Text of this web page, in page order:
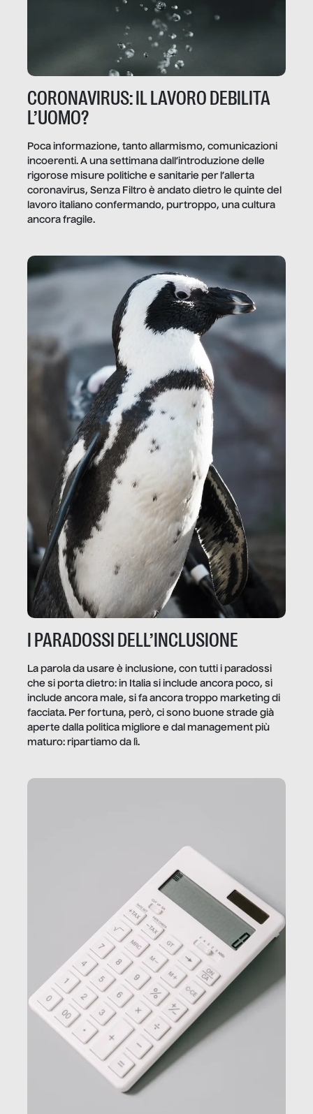
CORONAVIRUS: IL LAVORO DEBILITA
L’UOMO?
Poca informazione, tanto allarmismo, comunicazioni
incoerenti. A una settimana dall’introduzione delle
rigorose misure politiche e sanitarie per l’allerta
coronavirus, Senza Filtro è andato dietro le quinte del
lavoro italiano confermando, purtroppo, una cultura
ancora fragile.
I PARADOSSI DELL’INCLUSIONE
La parola da usare è inclusione, con tutti i paradossi
che si porta dietro: in Italia si include ancora poco, si
include ancora male, si fa ancora troppo marketing di
facciata. Per fortuna, però, ci sono buone strade già
aperte dalla politica migliore e dal management più
maturo: ripartiamo da lì.